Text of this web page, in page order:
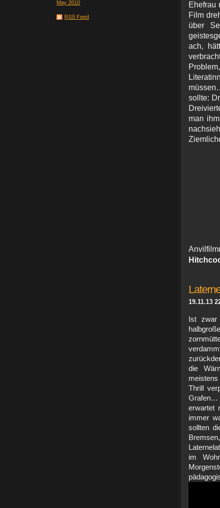
May 2010
RSS Feed
Ehefrau
Film
über
ach,
sollte:
man
19.11.13
Ist
die
meistens
Thrill
erwartet
immer
sollten
im